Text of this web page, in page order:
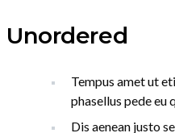
Unordered
Tempus amet ut
phasellus pede eu
Dis aenean justo